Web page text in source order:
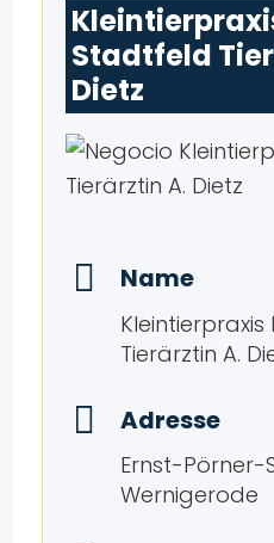
Stadtfeld
Dietz
Name
Tierärztin A.
Adresse
Ernst-Pörner-
Wernigerode